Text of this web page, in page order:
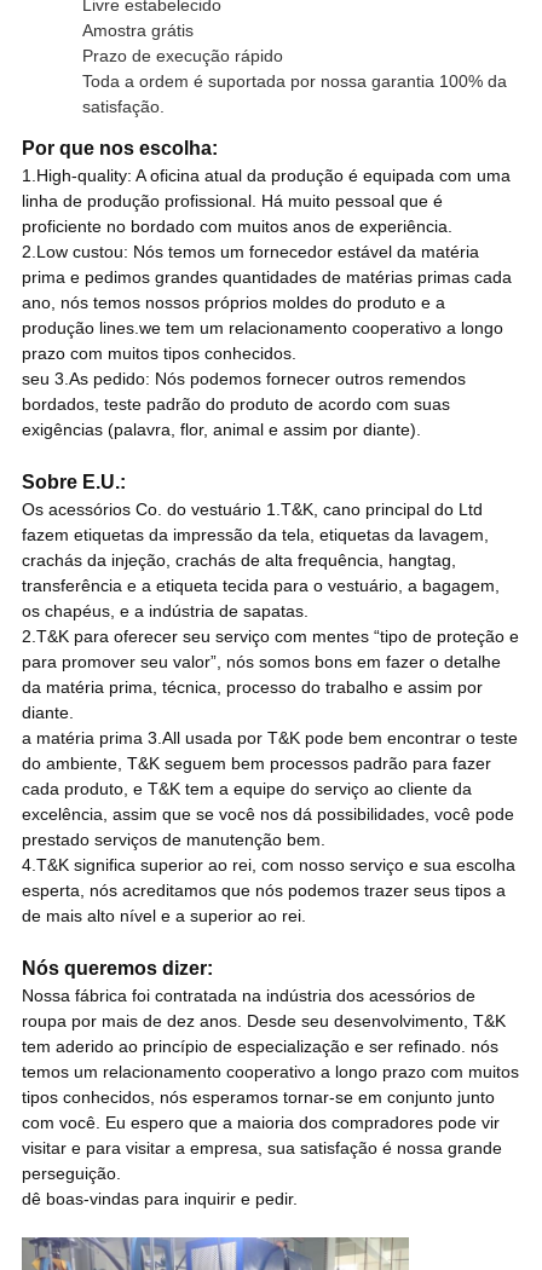
Livre estabelecido
Amostra grátis
Prazo de execução rápido
Toda a ordem é suportada por nossa garantia 100% da
satisfação.
Por que nos escolha:
1.High-quality: A oficina atual da produção é equipada com uma
linha de produção profissional. Há muito pessoal que é
proficiente no bordado com muitos anos de experiência.
2.Low custou: Nós temos um fornecedor estável da matéria
prima e pedimos grandes quantidades de matérias primas cada
ano, nós temos nossos próprios moldes do produto e a
produção lines.we tem um relacionamento cooperativo a longo
prazo com muitos tipos conhecidos.
seu 3.As pedido: Nós podemos fornecer outros remendos
bordados, teste padrão do produto de acordo com suas
exigências (palavra, flor, animal e assim por diante).
Sobre E.U.:
Os acessórios Co. do vestuário 1.T&K, cano principal do Ltd
fazem etiquetas da impressão da tela, etiquetas da lavagem,
crachás da injeção, crachás de alta frequência, hangtag,
transferência e a etiqueta tecida para o vestuário, a bagagem,
os chapéus, e a indústria de sapatas.
2.T&K para oferecer seu serviço com mentes “tipo de proteção e
para promover seu valor”, nós somos bons em fazer o detalhe
da matéria prima, técnica, processo do trabalho e assim por
diante.
a matéria prima 3.All usada por T&K pode bem encontrar o teste
do ambiente, T&K seguem bem processos padrão para fazer
cada produto, e T&K tem a equipe do serviço ao cliente da
excelência, assim que se você nos dá possibilidades, você pode
prestado serviços de manutenção bem.
4.T&K significa superior ao rei, com nosso serviço e sua escolha
esperta, nós acreditamos que nós podemos trazer seus tipos a
de mais alto nível e a superior ao rei.
Nós queremos dizer:
Nossa fábrica foi contratada na indústria dos acessórios de
roupa por mais de dez anos. Desde seu desenvolvimento, T&K
tem aderido ao princípio de especialização e ser refinado. nós
temos um relacionamento cooperativo a longo prazo com muitos
tipos conhecidos, nós esperamos tornar-se em conjunto junto
com você. Eu espero que a maioria dos compradores pode vir
visitar e para visitar a empresa, sua satisfação é nossa grande
perseguição.
dê boas-vindas para inquirir e pedir.